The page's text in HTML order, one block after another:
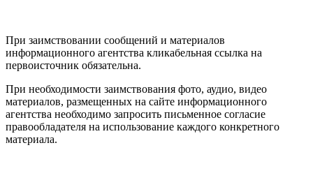
При заимствовании сообщений и материалов
информационного агентства кликабельная ссылка на
первоисточник обязательна.
При необходимости заимствования фото, аудио, видео
материалов, размещенных на сайте информационного
агентства необходимо запросить письменное согласие
правообладателя на использование каждого конкретного
материала.